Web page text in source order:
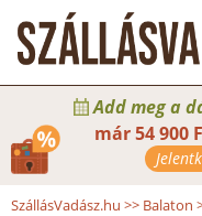
Add meg a
már54 900
SzállásVadász.hu >> Balaton